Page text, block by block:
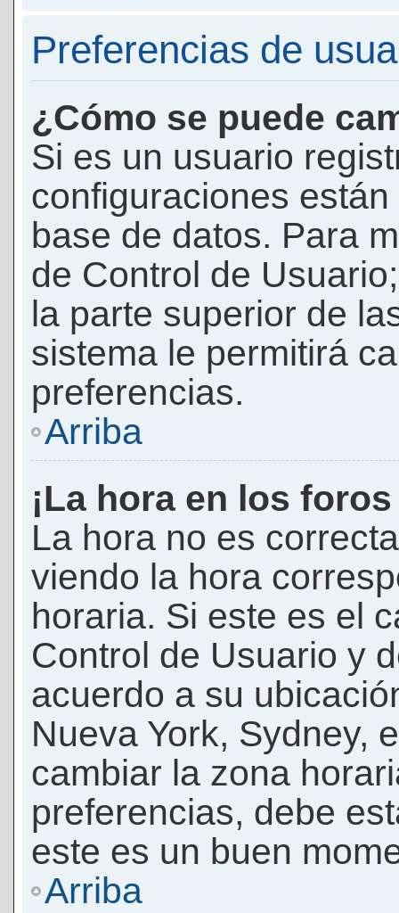
Preferencias de
¿Cómo se puede
Si es un usuario
configuraciones
base de datos. Para
de Control de
la parte superior de
sistema le permitirá
preferencias.
Arriba
¡La hora en los
La hora no es
viendo la hora
horaria. Si este es el
Control de Usuario y
acuerdo a su
Nueva York, Sydney,
cambiar la zona
preferencias, debe
este es un buen
Arriba